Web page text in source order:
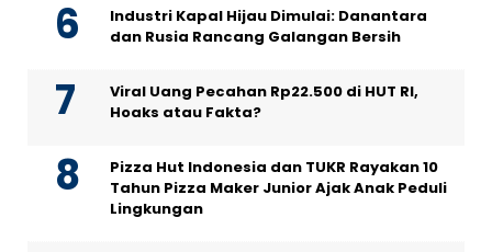
Industri Kapal Hijau Dimulai: Danantara
dan Rusia Rancang Galangan Bersih
Viral Uang Pecahan Rp22.500 di HUT RI,
Hoaks atau Fakta?
Pizza Hut Indonesia dan TUKR Rayakan 10
Tahun Pizza Maker Junior Ajak Anak Peduli
Lingkungan